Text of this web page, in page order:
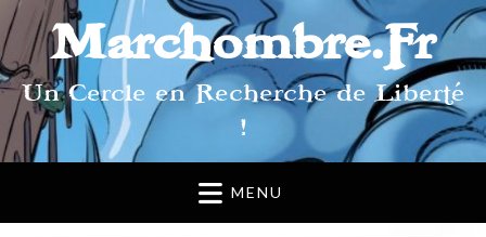
Marchombre.Fr
Un Cercle en Recherche de Liberté
!
MENU